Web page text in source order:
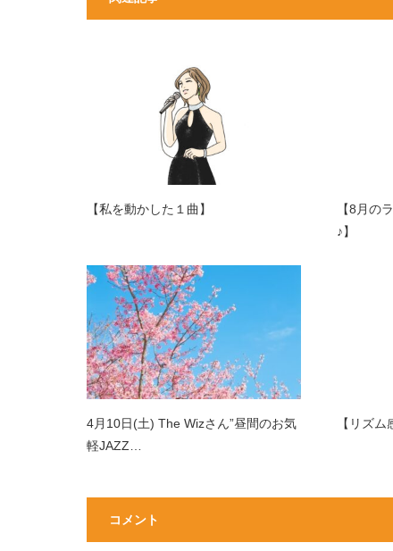
【私を動かした１曲】
【8月の
♪】
4月10日(土) The Wizさん”昼間のお気
軽JAZZ…
【リズ
コメント